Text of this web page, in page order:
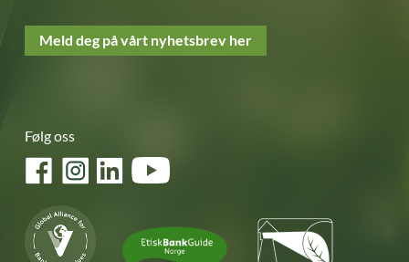
Meld deg på vårt nyhetsbrev her
Følg oss
FacebookInstagramLinkedInYouTube